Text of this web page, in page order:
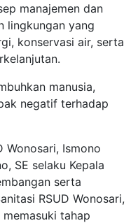
manajemen dan
lingkungan yang
konservasi air, serta
manusia,
negatif terhadap
Wonosari, Ismono
SE selaku Kepala
serta
RSUD Wonosari,
tahap